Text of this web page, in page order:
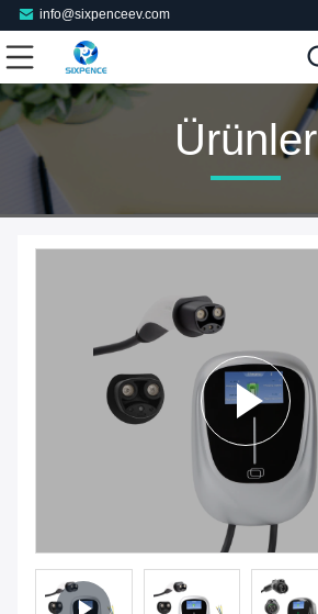
info@sixpenceev.com
Ürünler